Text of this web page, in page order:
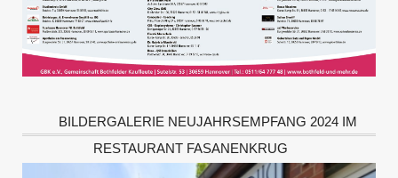
BILDERGALERIE NEUJAHRSEMPFANG 2024 IM
RESTAURANT FASANENKRUG